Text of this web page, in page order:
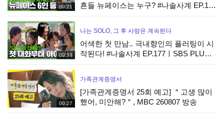
09:21
흔들 뉴페이스는 누구? #나솔사계 EP.177
09:33
나는 SOLO, 그 후 사랑은 계속된다
어색한 첫 만남.. 극내향인의 플러팅이 시
작된다! #나솔사계 EP.177ㅣSBS PLUS X
00:27
가족관계증명서
[가족관계증명서 25회 예고] ＂고생 많이
했어, 미안해?＂, MBC 260807 방송